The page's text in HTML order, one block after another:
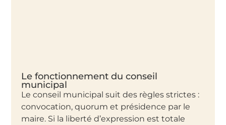
Le fonctionnement du conseil
municipal
Le conseil municipal suit des règles strictes :
convocation, quorum et présidence par le
maire. Si la liberté d’expression est totale